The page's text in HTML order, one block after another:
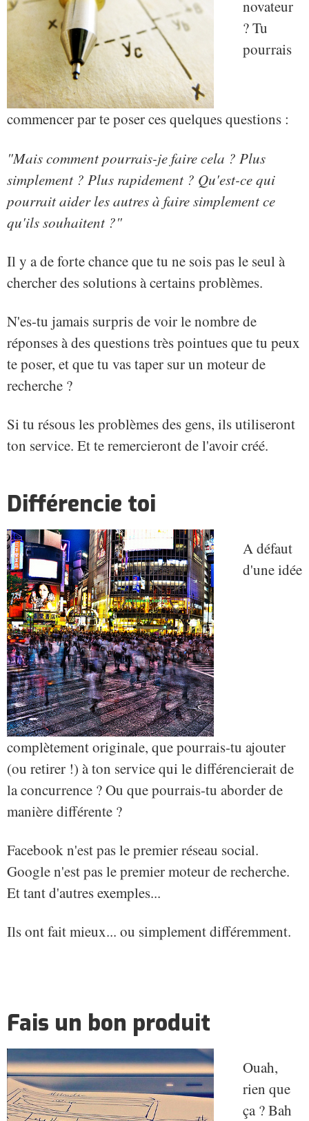
novateur
? Tu
pourrais
commencer par te poser ces quelques questions :
"Mais comment pourrais-je faire cela ? Plus
simplement ? Plus rapidement ? Qu'est-ce qui
pourrait aider les autres à faire simplement ce
qu'ils souhaitent ?"
Il y a de forte chance que tu ne sois pas le seul à
chercher des solutions à certains problèmes.
N'es-tu jamais surpris de voir le nombre de
réponses à des questions très pointues que tu peux
te poser, et que tu vas taper sur un moteur de
recherche ?
Si tu résous les problèmes des gens, ils utiliseront
ton service. Et te remercieront de l'avoir créé.
Différencie toi
A défaut
d'une idée
complètement originale, que pourrais-tu ajouter
(ou retirer !) à ton service qui le différencierait de
la concurrence ? Ou que pourrais-tu aborder de
manière différente ?
Facebook n'est pas le premier réseau social.
Google n'est pas le premier moteur de recherche.
Et tant d'autres exemples...
Ils ont fait mieux... ou simplement différemment.
Fais un bon produit
Ouah,
rien que
ça ? Bah